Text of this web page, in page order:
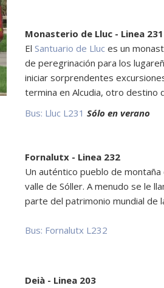
Monasterio de Lluc - Linea 231
El Santuario de Lluc es un
de peregrinación para los
iniciar sorprendentes
termina en Alcudia, otro destino
Bus: Lluc L231 Sólo en verano
Fornalutx - Linea 232
Un auténtico pueblo de
valle de Sóller. A menudo se le
parte del patrimonio mundial de
Bus: Fornalutx L232
Deià - Linea 203